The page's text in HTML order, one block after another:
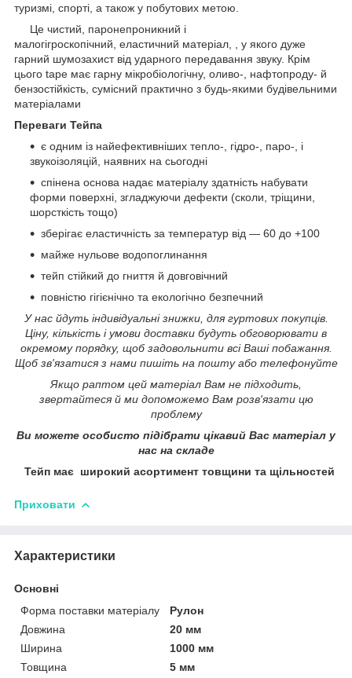
туризмі, спорті, а також у побутових метою.
Це чистий, паронепроникний і
малогігроскопічний, еластичний матеріал, , у якого дуже
гарний шумозахист від ударного передавання звуку. Крім
цього tаpe має гарну мікробіологічну, оливо-, нафтопроду- й
бензостійкість, сумісний практично з будь-якими будівельними
матеріалами
Переваги Тейпа
є одним із найефективніших тепло-, гідро-, паро-, і
звукоізоляцій, наявних на сьогодні
спінена основа надає матеріалу здатність набувати
форми поверхні, згладжуючи дефекти (сколи, тріщини,
шорсткість тощо)
зберігає еластичність за температур від ― 60 до +100
майже нульове водопоглинання
тейп стійкий до гниття й довговічний
повністю гігієнічно та екологічно безпечний
У нас йдуть індивідуальні знижки, для гуртових покупців.
Ціну, кількість і умови доставки будуть обговорювати в
окремому порядку, щоб задовольнити всі Ваші побажання.
Щоб зв'язатися з нами пишіть на пошту або телефонуйте
Якщо раптом цей матеріал Вам не підходить,
звертайтеся й ми допоможемо Вам розв'язати цю
проблему
Ви можете особисто підібрати цікавий Вас матеріал у
нас на складе
Тейп має широкий асортимент товщини та щільностей
Приховати
Характеристики
Основні
Форма поставки матеріалу
Рулон
Довжина
20 мм
Ширина
1000 мм
Товщина
5 мм